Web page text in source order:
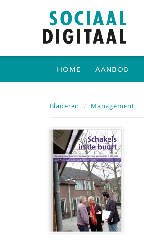
HOME AANBOD
Bladeren Management